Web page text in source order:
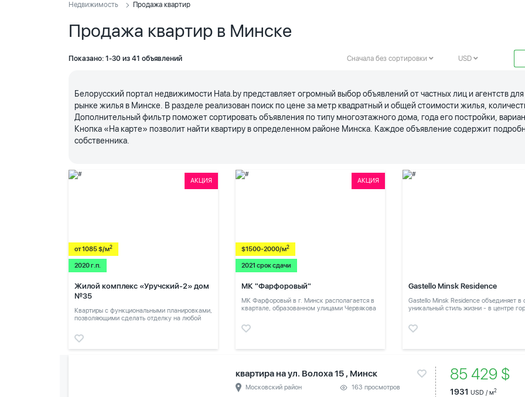
Недвижимость Продажа квартир
Продажа квартир в Минске
Показано: 1-30 из 41 объявлений Сначала без сортировки USD
Белорусский портал недвижимости Hata.by представляет огромный выбор объявлений от частных лиц и агентств
рынке жилья в Минске. В разделе реализован поиск по цене за метр квадратный и общей стоимости жилья,
Дополнительный фильтр поможет сортировать объявления по типу многоэтажного дома, года его постройки,
Кнопка «На карте» позволит найти квартиру в определенном районе Минска. Каждое объявление содержит
собственника.
АКЦИЯ
от 1085 $/м2
2020 г.п.
Жилой комплекс «Уручский-2» дом
№35
Квартиры с функциональными планировками,
позволяющими сделать отделку на любой
АКЦИЯ
$1500-2000/м2
2021 срок сдачи
МК "Фарфоровый"
МК Фарфоровый в г. Минск располагается в
квартале, образованном улицами Червякова
Gastello Minsk Residence
Gastello Minsk Residence объединяет в
уникальный стиль жизни - в центре
квартира на ул. Волоха 15 , Минск
Московский район 163 просмотров
85 429 $
1931 USD / м2